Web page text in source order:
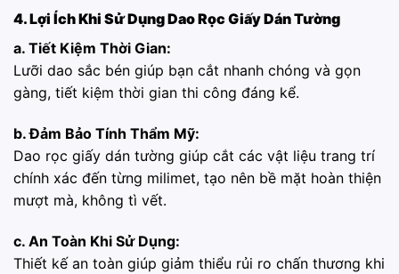
4. Lợi Ích Khi Sử Dụng Dao Rọc Giấy Dán Tường
a. Tiết Kiệm Thời Gian:
Lưỡi dao sắc bén giúp bạn cắt nhanh chóng và gọn
gàng, tiết kiệm thời gian thi công đáng kể.
b. Đảm Bảo Tính Thẩm Mỹ:
Dao rọc giấy dán tường giúp cắt các vật liệu trang trí
chính xác đến từng milimet, tạo nên bề mặt hoàn thiện
mượt mà, không tì vết.
c. An Toàn Khi Sử Dụng:
Thiết kế an toàn giúp giảm thiểu rủi ro chấn thương khi